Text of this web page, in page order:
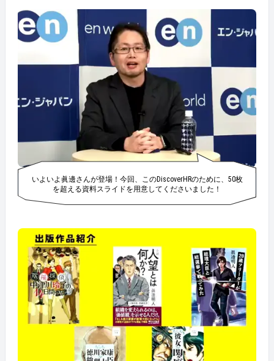
いよいよ眞邊さんが登場！今回、このDiscoverHRのために、50枚
を超える資料スライドを用意してくださいました！